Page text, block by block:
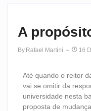
A
By Rafael Martini 16
Até quando o reitor
vai se omitir da
universidade nesta
proposta de